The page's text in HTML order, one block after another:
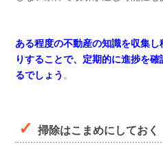
ある程度の不動産の知識を収集
りすることで、定期的に進捗を
るでしょう 。
掃除はこまめにしておく